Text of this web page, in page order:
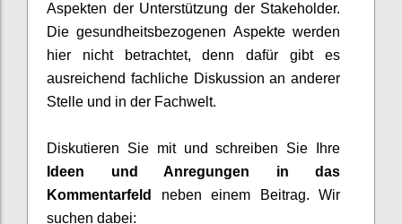
Aspekten der Unterstützung der Stakeholder.
Die gesundheitsbezogenen Aspekte werden
hier nicht betrachtet, denn dafür gibt es
ausreichend fachliche Diskussion an anderer
Stelle und in der Fachwelt.
Diskutieren Sie mit undschreiben Sie Ihre
Ideen und Anregungen in das
Kommentarfeld neben einem Beitrag. Wir
suchen dabei: